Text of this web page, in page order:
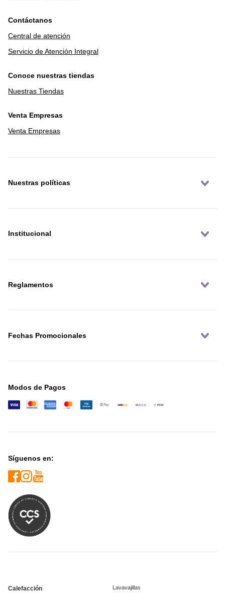
Contáctanos
Central de atención
Servicio de Atención Integral
Conoce nuestras tiendas
Nuestras Tiendas
Venta Empresas
Venta Empresas
Nuestras políticas
Institucional
Reglamentos
Fechas Promocionales
Modos de Pagos
Síguenos en:
Calefacción
Lavavajillas